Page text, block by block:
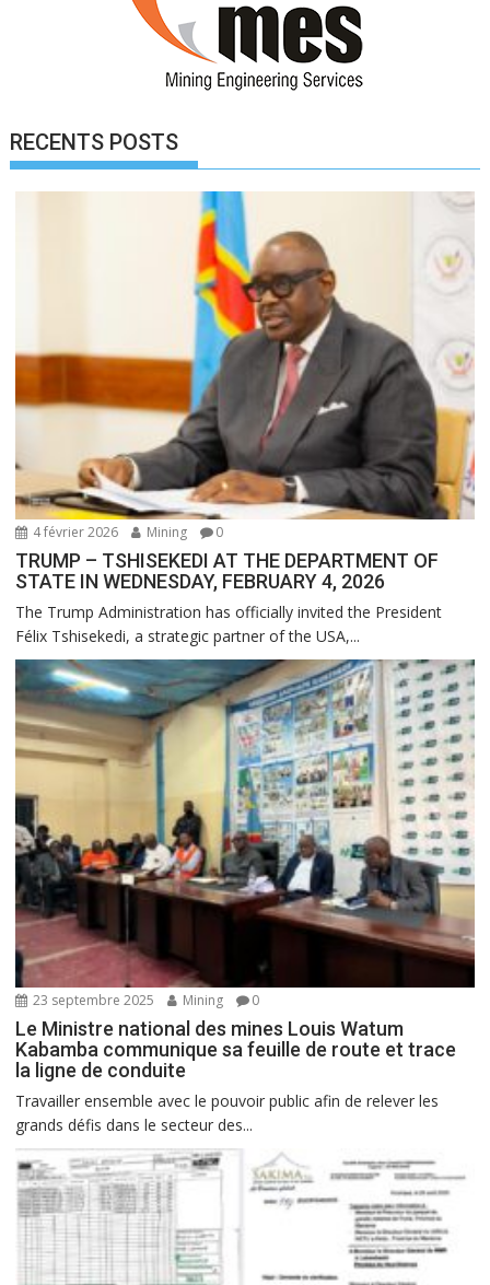
RECENTS POSTS
4 février 2026 Mining 0
TRUMP – TSHISEKEDI AT THE DEPARTMENT OF
STATE IN WEDNESDAY, FEBRUARY 4, 2026
The Trump Administration has officially invited the President
Félix Tshisekedi, a strategic partner of the USA,...
23 septembre 2025 Mining 0
Le Ministre national des mines Louis Watum
Kabamba communique sa feuille de route et trace
la ligne de conduite
Travailler ensemble avec le pouvoir public afin de relever les
grands défis dans le secteur des...